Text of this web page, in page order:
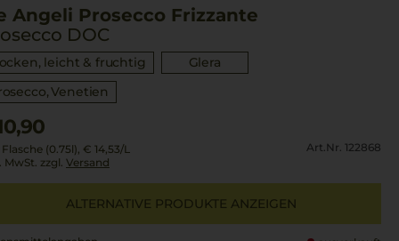
Angeli Prosecco Frizzante
DOC
leicht & fruchtig
Glera
Venetien
(0.75l), € 14,53/L
MwSt. zzgl. Versand
Art.Nr. 122868
ALTERNATIVE PRODUKTE ANZEIGEN